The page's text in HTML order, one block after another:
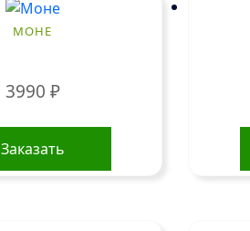
МОНЕ
3990 ₽
Заказать